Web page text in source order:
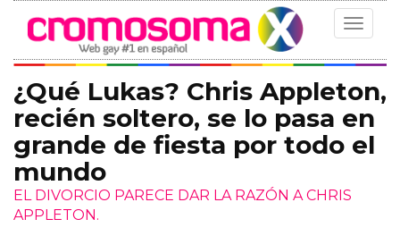
Toggle
¿Qué Lukas? Chris Appleton,
recién soltero, se lo pasa en
grande de fiesta por todo el
mundo
EL DIVORCIO PARECE DAR LA RAZÓN A CHRIS
APPLETON.